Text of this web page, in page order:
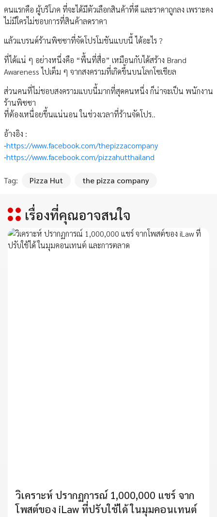
คนแรกคือ ผู้บริโภค ที่จะได้มีตัวเลือกสินค้าที่ดี และราคาถูกลง เพราะคง
ไม่มีใครไม่ชอบการที่สินค้าลดราคา
แล้วแบรนด์ร้านพิซซาที่จัดโปรโมชันแบบนี้ ได้อะไร ?
ที่ได้แน่ ๆ อย่างหนึ่งคือ “พื้นที่สื่อ” เหมือนกับได้สร้าง Brand
Awareness ไปเต็ม ๆ จากสงครามที่เกิดขึ้นบนโลกโซเชียล
ส่วนคนที่ไม่ชอบสงครามแบบนี้มากที่สุดคนหนึ่ง ก็น่าจะเป็น พนักงาน
ร้านพิซซา
ที่ต้องเหนื่อยขึ้นแน่นอน ในช่วงเวลาที่ร้านจัดโปร..
อ้างอิง :
-https://www.facebook.com/thepizzacompany
-https://www.facebook.com/pizzahutthailand
Tag: Pizza Hut the pizza company
เรื่องที่คุณอาจสนใจ
วิเคราะห์ ปรากฏการณ์ 1,000,000 แชร์ จาก
โพสต์ของ iLaw ที่ปรับใช้ได้ ในมุมคอนเทนต์